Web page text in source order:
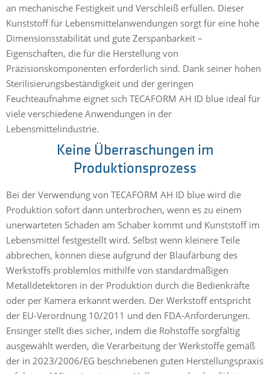
an mechanische Festigkeit und Verschleiß erfüllen. Dieser
Kunststoff für Lebensmittelanwendungen sorgt für eine hohe
Dimensionsstabilität und gute Zerspanbarkeit –
Eigenschaften, die für die Herstellung von
Präzisionskomponenten erforderlich sind. Dank seiner hohen
Sterilisierungsbeständigkeit und der geringen
Feuchteaufnahme eignet sich TECAFORM AH ID blue ideal für
viele verschiedene Anwendungen in der
Lebensmittelindustrie.
Keine Überraschungen im
Produktionsprozess
Bei der Verwendung von TECAFORM AH ID blue wird die
Produktion sofort dann unterbrochen, wenn es zu einem
unerwarteten Schaden am Schaber kommt und Kunststoff im
Lebensmittel festgestellt wird. Selbst wenn kleinere Teile
abbrechen, können diese aufgrund der Blaufärbung des
Werkstoffs problemlos mithilfe von standardmäßigen
Metalldetektoren in der Produktion durch die Bedienkräfte
oder per Kamera erkannt werden. Der Werkstoff entspricht
der EU-Verordnung 10/2011 und den FDA-Anforderungen.
Ensinger stellt dies sicher, indem die Rohstoffe sorgfältig
ausgewählt werden, die Verarbeitung der Werkstoffe gemäß
der in 2023/2006/EG beschriebenen guten Herstellungspraxis